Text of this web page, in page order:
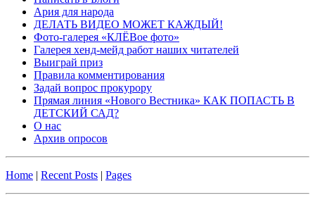
Ария для народа
ДЕЛАТЬ ВИДЕО МОЖЕТ КАЖДЫЙ!
Фото-галерея «КЛЁВое фото»
Галерея хенд-мейд работ наших читателей
Выиграй приз
Правила комментирования
Задай вопрос прокурору
Прямая линия «Нового Вестника» КАК ПОПАСТЬ В
ДЕТСКИЙ САД?
О нас
Архив опросов
Home | Recent Posts | Pages